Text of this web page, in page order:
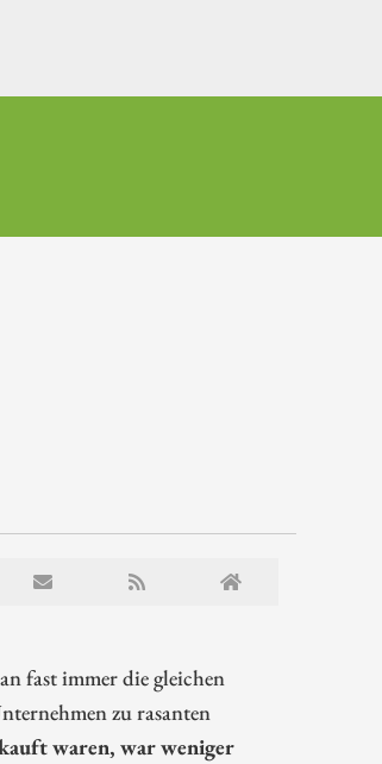
fast immer die gleichen
zu rasanten
waren, war weniger